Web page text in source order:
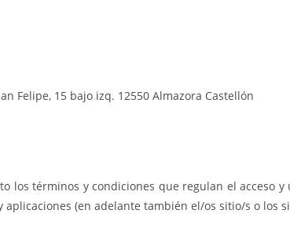
Felipe, 15 bajo izq. 12550 Almazora Castellón
los términos y condiciones que regulan el acceso
(en adelante también el/os sitio/s o los